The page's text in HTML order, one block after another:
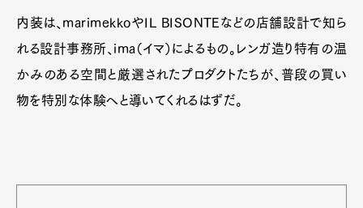
内装は、marimekkoやIL BISONTEなどの店舗設計で知ら
れる設計事務所、ima（イマ）によるもの。レンガ造り特有の温
かみのある空間と厳選されたプロダクトたちが、普段の買い
物を特別な体験へと導いてくれるはずだ。